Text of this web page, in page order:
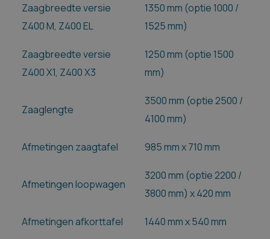
Zaagbreedte versie
Z400 M, Z400 EL
1350 mm (optie 1000 /
1525 mm)
Zaagbreedte versie
Z400 X1, Z400 X3
1250 mm (optie 1500
mm)
Zaaglengte
3500 mm (optie 2500 /
4100 mm)
Afmetingen zaagtafel 985 mm x 710 mm
Afmetingen loopwagen
3200 mm (optie 2200 /
3800 mm) x 420 mm
Afmetingen afkorttafel 1440 mm x 540 mm